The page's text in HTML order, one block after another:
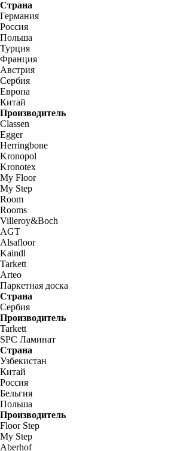
Страна
Германия
Россия
Польша
Турция
Франция
Австрия
Сербия
Европа
Китай
Производитель
Classen
Egger
Herringbone
Kronopol
Kronotex
My Floor
My Step
Room
Rooms
Villeroy&Boch
AGT
Alsafloor
Kaindl
Tarkett
Arteo
Паркетная доска
Страна
Сербия
Производитель
Tarkett
SPC Ламинат
Страна
Узбекистан
Китай
Россия
Бельгия
Польша
Производитель
Floor Step
My Step
Aberhof